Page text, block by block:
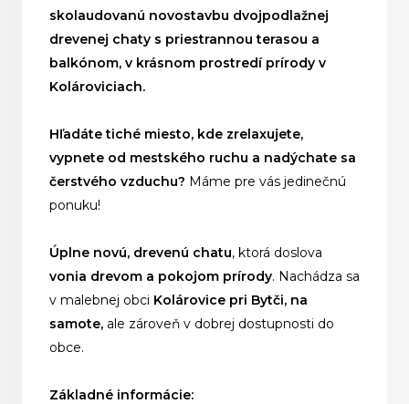
skolaudovanú novostavbu dvojpodlažnej
drevenej chaty s priestrannou terasou a
balkónom, v krásnom prostredí prírody v
Kolároviciach.
Hľadáte tiché miesto, kde zrelaxujete,
vypnete od mestského ruchu a nadýchate sa
čerstvého vzduchu? Máme pre vás jedinečnú
ponuku!
Úplne novú, drevenú chatu, ktorá doslova
vonia drevom a pokojom prírody. Nachádza sa
v malebnej obci Kolárovice pri Bytči, na
samote, ale zároveň v dobrej dostupnosti do
obce.
Základné informácie: